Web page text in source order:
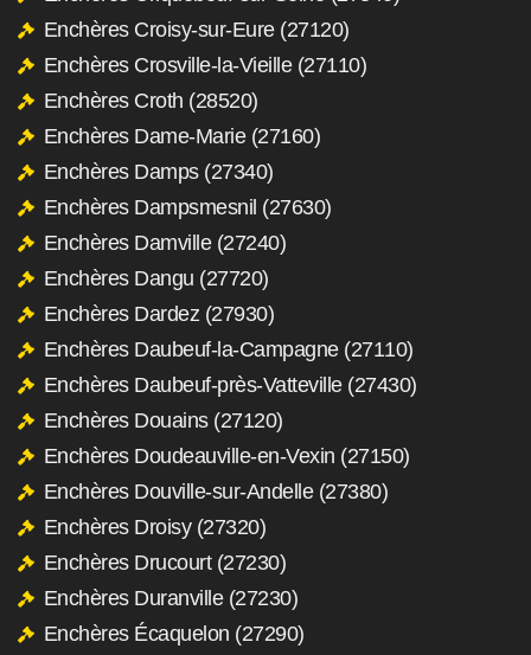
Enchères Croisy-sur-Eure (27120)
Enchères Crosville-la-Vieille (27110)
Enchères Croth (28520)
Enchères Dame-Marie (27160)
Enchères Damps (27340)
Enchères Dampsmesnil (27630)
Enchères Damville (27240)
Enchères Dangu (27720)
Enchères Dardez (27930)
Enchères Daubeuf-la-Campagne (27110)
Enchères Daubeuf-près-Vatteville (27430)
Enchères Douains (27120)
Enchères Doudeauville-en-Vexin (27150)
Enchères Douville-sur-Andelle (27380)
Enchères Droisy (27320)
Enchères Drucourt (27230)
Enchères Duranville (27230)
Enchères Écaquelon (27290)